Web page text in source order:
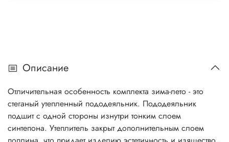
Описание
Отличительная особенность комплекта зима-лето - это
стеганый утепленный пододеяльник. Пододеяльник
подшит с одной стороны изнутри тонким слоем
синтепона. Утеплитель закрыт дополнительным слоем